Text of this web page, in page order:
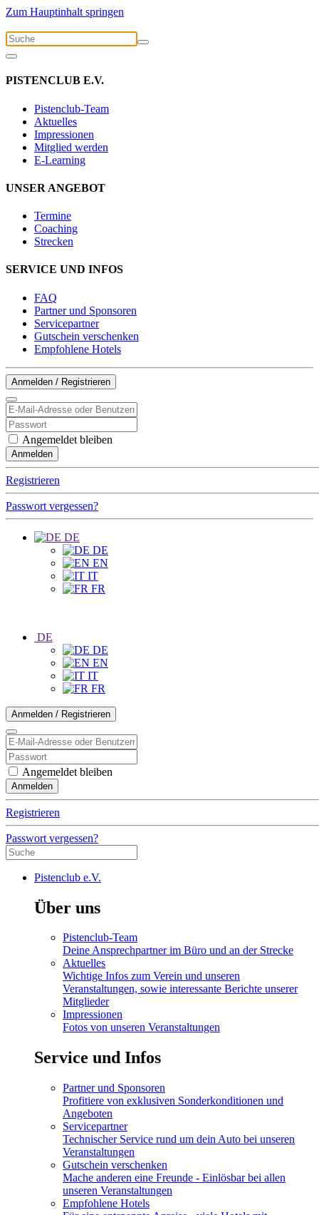
Zum Hauptinhalt springen
PISTENCLUB E.V.
Pistenclub-Team
Aktuelles
Impressionen
Mitglied werden
E-Learning
UNSER ANGEBOT
Termine
Coaching
Strecken
SERVICE UND INFOS
FAQ
Partner und Sponsoren
Servicepartner
Gutschein verschenken
Empfohlene Hotels
Anmelden / Registrieren
Angemeldet bleiben
Anmelden
Registrieren
Passwort vergessen?
DE
DE
EN
IT
FR
DE
DE
EN
IT
FR
Anmelden / Registrieren
Angemeldet bleiben
Anmelden
Registrieren
Passwort vergessen?
Pistenclub e.V.
Über uns
Pistenclub-Team
Deine Ansprechpartner im Büro und an der Strecke
Aktuelles
Wichtige Infos zum Verein und unseren
Veranstaltungen, sowie interessante Berichte unserer
Mitglieder
Impressionen
Fotos von unseren Veranstaltungen
Service und Infos
Partner und Sponsoren
Profitiere von exklusiven Sonderkonditionen und
Angeboten
Servicepartner
Technischer Service rund um dein Auto bei unseren
Veranstaltungen
Gutschein verschenken
Mache anderen eine Freunde - Einlösbar bei allen
unseren Veranstaltungen
Empfohlene Hotels